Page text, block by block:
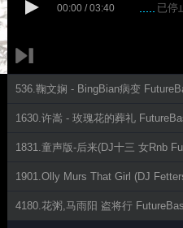
00:00 / 03:40 已停
536.鞠文娴 - BingBian病变
1630.许嵩 - 玫瑰花的葬礼
1831.童声版-后来(DJ十三 女Rnb
1901.Olly Murs That Girl (DJ
4180.花粥,马雨阳 盗将行